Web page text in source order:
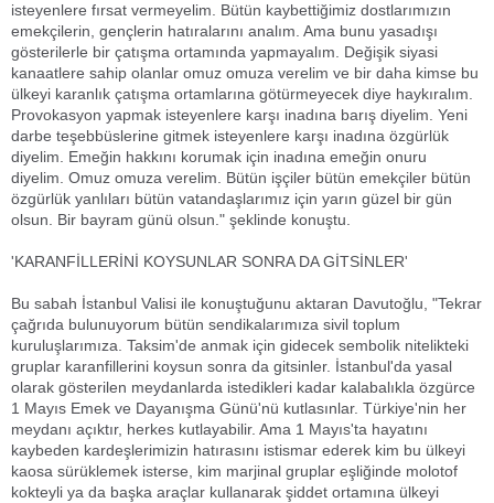
isteyenlere fırsat vermeyelim. Bütün kaybettiğimiz dostlarımızın
emekçilerin, gençlerin hatıralarını analım. Ama bunu yasadışı
gösterilerle bir çatışma ortamında yapmayalım. Değişik siyasi
kanaatlere sahip olanlar omuz omuza verelim ve bir daha kimse bu
ülkeyi karanlık çatışma ortamlarına götürmeyecek diye haykıralım.
Provokasyon yapmak isteyenlere karşı inadına barış diyelim. Yeni
darbe teşebbüslerine gitmek isteyenlere karşı inadına özgürlük
diyelim. Emeğin hakkını korumak için inadına emeğin onuru
diyelim. Omuz omuza verelim. Bütün işçiler bütün emekçiler bütün
özgürlük yanlıları bütün vatandaşlarımız için yarın güzel bir gün
olsun. Bir bayram günü olsun." şeklinde konuştu.
'KARANFİLLERİNİ KOYSUNLAR SONRA DA GİTSİNLER'
Bu sabah İstanbul Valisi ile konuştuğunu aktaran Davutoğlu, "Tekrar
çağrıda bulunuyorum bütün sendikalarımıza sivil toplum
kuruluşlarımıza. Taksim'de anmak için gidecek sembolik nitelikteki
gruplar karanfillerini koysun sonra da gitsinler. İstanbul'da yasal
olarak gösterilen meydanlarda istedikleri kadar kalabalıkla özgürce
1 Mayıs Emek ve Dayanışma Günü'nü kutlasınlar. Türkiye'nin her
meydanı açıktır, herkes kutlayabilir. Ama 1 Mayıs'ta hayatını
kaybeden kardeşlerimizin hatırasını istismar ederek kim bu ülkeyi
kaosa sürüklemek isterse, kim marjinal gruplar eşliğinde molotof
kokteyli ya da başka araçlar kullanarak şiddet ortamına ülkeyi